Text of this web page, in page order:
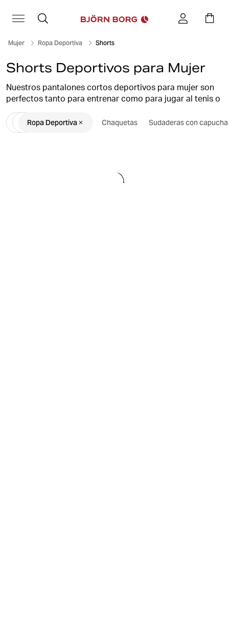
Mujer Ropa Deportiva Shorts
Shorts Deportivos para Mujer
Nuestros pantalones cortos deportivos para mujer son
perfectos tanto para entrenar como para jugar al tenis o
practicar actividades al aire libre. Tenemos pantalones
cortos de chándal, mallas ciclistas y de gimnasia de
cintura alta sin costuras que se ajustan perfectamente a
Ropa Deportiva Chaquetas Sudaderas con capucha